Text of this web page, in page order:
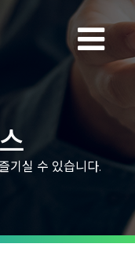
기실 수 있습니다.